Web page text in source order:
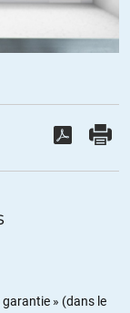
garantie » (dans le